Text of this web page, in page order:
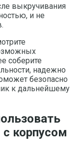
выкручивания
и не
соберите
надежно
безопасно
к дальнейшему
корпусом